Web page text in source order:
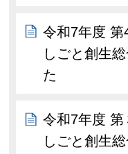
令和7年度 第
しごと創生
た
令和7年度 第
しごと創生